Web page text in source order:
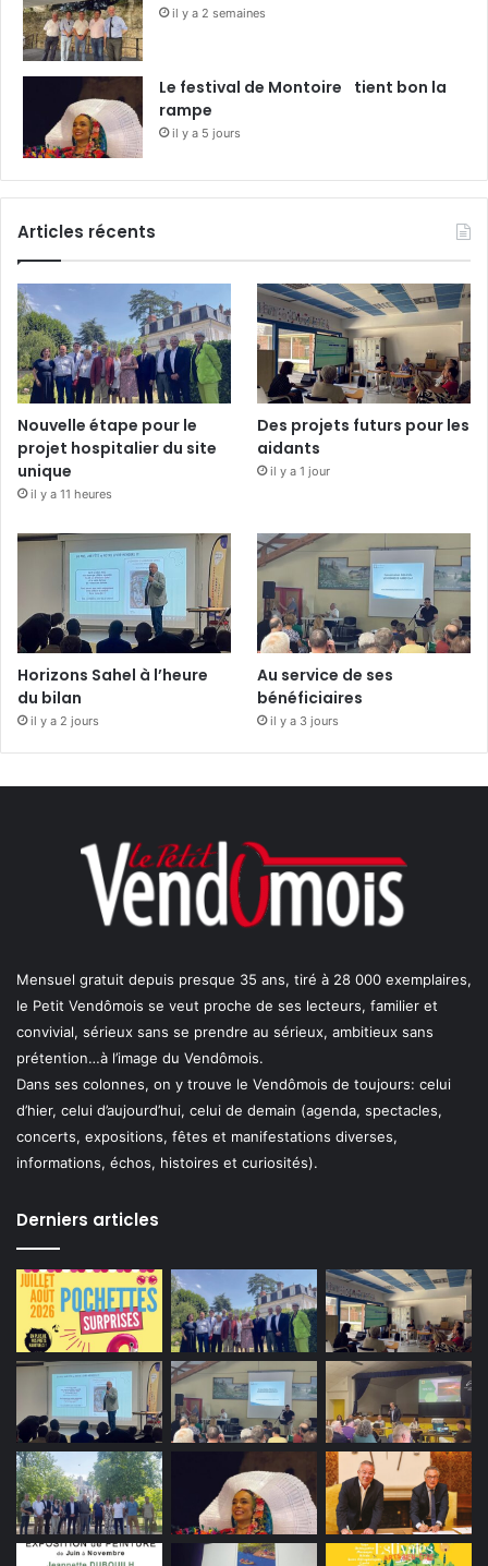
il y a 2 semaines
Le festival de Montoire tient bon la
rampe
il y a 5 jours
Articles récents
Nouvelle étape pour le
projet hospitalier du site
unique
il y a 11 heures
Des projets futurs pour les
aidants
il y a 1 jour
Horizons Sahel à l’heure
du bilan
il y a 2 jours
Au service de ses
bénéficiaires
il y a 3 jours
Mensuel gratuit depuis presque 35 ans, tiré à 28 000 exemplaires,
le Petit Vendômois se veut proche de ses lecteurs, familier et
convivial, sérieux sans se prendre au sérieux, ambitieux sans
prétention…à l’image du Vendômois.
Dans ses colonnes, on y trouve le Vendômois de toujours: celui
d’hier, celui d’aujourd’hui, celui de demain (agenda, spectacles,
concerts, expositions, fêtes et manifestations diverses,
informations, échos, histoires et curiosités).
Derniers articles